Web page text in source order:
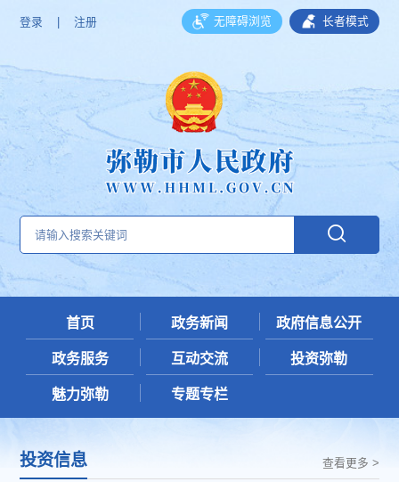
登录 注册 无障碍浏览 长者模式
首页 政务新闻 政府信息公开
政务服务 互动交流 投资弥勒
魅力弥勒 专题专栏
投资信息 查看更多 >